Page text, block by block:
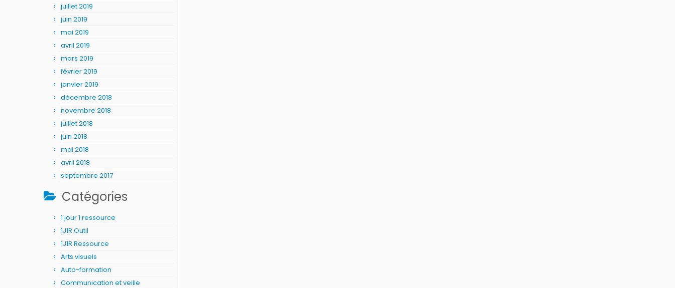
juillet 2019
juin 2019
mai 2019
avril 2019
mars 2019
février 2019
janvier 2019
décembre 2018
novembre 2018
juillet 2018
juin 2018
mai 2018
avril 2018
septembre 2017
Catégories
1 jour 1 ressource
1J1R Outil
1J1R Ressource
Arts visuels
Auto-formation
Communication et veille